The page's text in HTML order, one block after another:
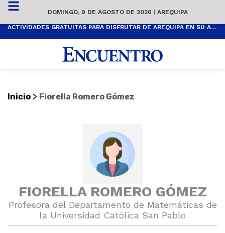
DOMINGO, 9 DE AGOSTO DE 2026 | AREQUIPA
ACTIVIDADES GRATUITAS PARA DISFRUTAR DE AREQUIPA EN SU ANIVERSARIO
Inicio > Fiorella Romero Gómez
FIORELLA ROMERO GÓMEZ
Profesora del Departamento de Matemáticas de
la Universidad Católica San Pablo